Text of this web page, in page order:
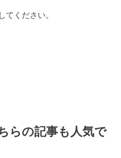
てください。
らの記事も人気で